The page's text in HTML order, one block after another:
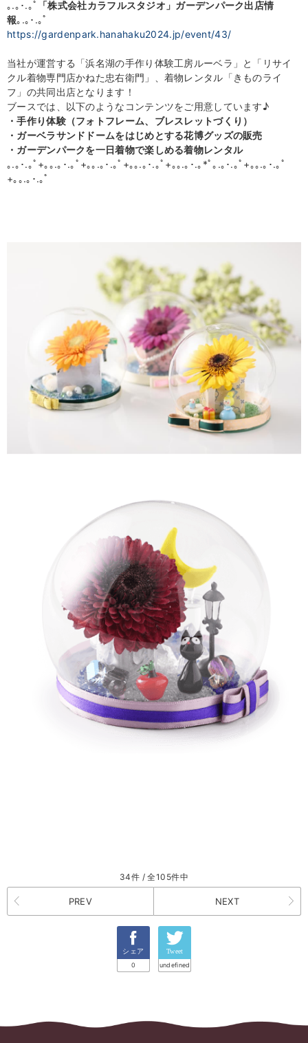
｡.｡･.｡ﾟ
「株式会社カラフルスタジオ」ガーデンパーク出店情
報｡.｡･.｡ﾟ
https://gardenpark.hanahaku2024.jp/event/43/
当社が運営する「浜名湖の手作り体験工房ルーベラ」と「リサイ
クル着物専門店かねた忠右衛門」、着物レンタル「きものライ
フ」の共同出店となります！
ブースでは、以下のようなコンテンツをご用意しています♪
・手作り体験（フォトフレーム、ブレスレットづくり）
・ガーベラサンドドームをはじめとする花博グッズの販売
・ガーデンパークを一日着物で楽しめる着物レンタル
｡.｡･.｡ﾟ+｡｡.｡･.｡ﾟ+｡｡.｡･.｡ﾟ+｡｡.｡･.｡ﾟ+｡｡.｡･.｡*ﾟ｡.｡･.｡ﾟ+｡｡.｡･.｡ﾟ
+｡｡.｡･.｡ﾟ
34件 / 全105件中
PREV NEXT
シェア
0
Tweet
undefined